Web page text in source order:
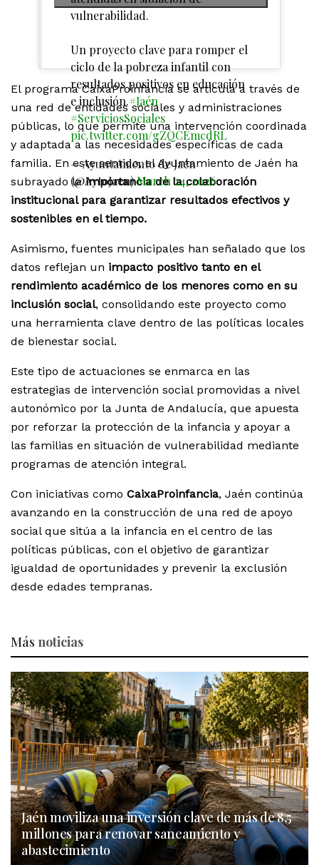
vulnerabilidad.
Un proyecto clave para romper el
ciclo de la pobreza infantil con
resultados positivos en educación
e inclusión.#Jaén
#ServiciosSociales
pic.twitter.com/gZQCEmcdRL
— Ayuntamiento de Jaén
(@AytoJaen)March 24, 2026
El programa CaixaProinfancia se articula a través de
una red de entidades sociales y administraciones
públicas, lo que permite una intervención coordinada
y adaptada a las necesidades específicas de cada
familia. En este sentido, el Ayuntamiento de Jaén ha
subrayado laimportancia de la colaboración
institucional para garantizar resultados efectivos y
sostenibles en el tiempo.
Asimismo, fuentes municipales han señalado que los
datos reflejan un impacto positivo tanto en el
rendimiento académico de los menores como en su
inclusión social, consolidando este proyecto como
una herramienta clave dentro de las políticas locales
de bienestar social.
Este tipo de actuaciones se enmarca en las
estrategias de intervención social promovidas a nivel
autonómico por la Junta de Andalucía, que apuesta
por reforzar la protección de la infancia y apoyar a
las familias en situación de vulnerabilidad mediante
programas de atención integral.
Con iniciativas como CaixaProinfancia, Jaén continúa
avanzando en la construcción de una red de apoyo
social que sitúa a la infancia en el centro de las
políticas públicas, con el objetivo de garantizar
igualdad de oportunidades y prevenir la exclusión
desde edades tempranas.
Más noticias
Jaén moviliza una inversión clave de más de 8,5
millones para renovar saneamiento y
abastecimiento